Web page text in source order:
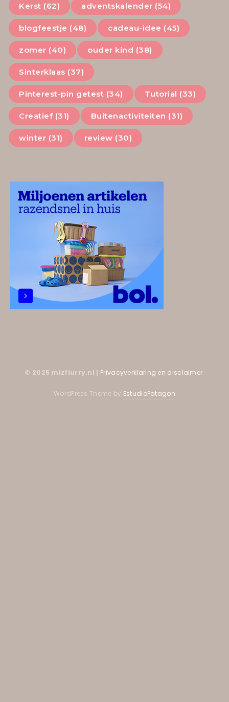
Kerst (62) adventskalender (54)
blogfeestje (48) cadeau-idee (45)
zomer (40) ouder kind (38)
Sinterklaas (37)
Pinterest-pin getest (34) Tutorial (33)
Creatief (31) Buitenactiviteiten (31)
winter (31) review (30)
© 2025 mizflurry.nl | Privacyverklaring en disclaimer
WordPress Theme by EstudioPatagon